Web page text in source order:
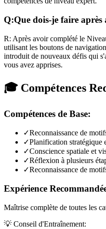
Q:Que dois-je faire
R: Après avoir complété le
utilisant les boutons de
introduit de nouveaux défis qui
vous avez apprises.
🎓 Compétences
Compétences de Base:
✓Reconnaissance de
✓Planification stratégique
✓Conscience spatiale et
✓Réflexion à plusieurs
✓Reconnaissance de
Expérience
Maîtrise complète de toutes les
💡 Conseil d'Entraînement: